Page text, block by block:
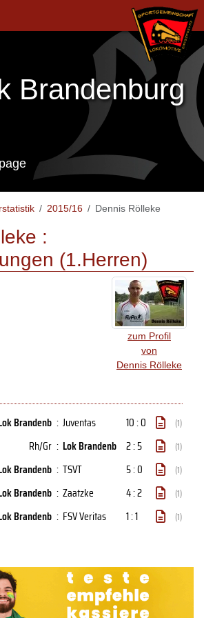
Brandenburg
2015/16 Dennis Rölleke
:
(1.Herren)
zum Profil
von
Dennis Rölleke
Brandenb : Juventas 10 : 0 (1)
Rh/Gr : Lok Brandenb 2 : 5 (1)
Brandenb : TSVT 5 : 0 (1)
Brandenb : Zaatzke 4 : 2 (1)
Brandenb : FSV Veritas 1 : 1 (1)